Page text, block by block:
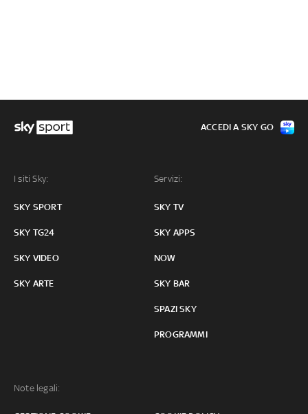
I siti Sky:
SKY SPORT
SKY TG24
SKY VIDEO
SKY ARTE
Servizi:
SKY TV
SKY APPS
NOW
SKY BAR
SPAZI SKY
PROGRAMMI
Note legali:
ACCEDI A SKY GO